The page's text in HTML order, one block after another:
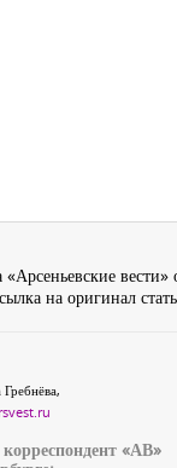
вести»
на оригинал
«АВ»